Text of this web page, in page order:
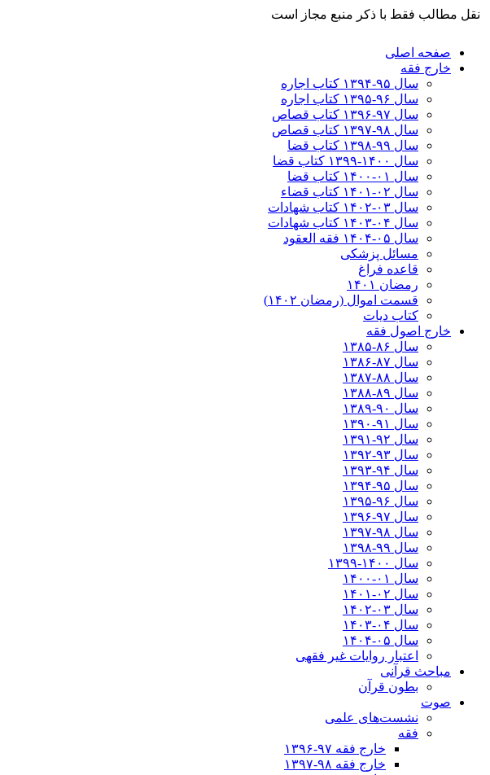
نقل مطالب فقط با ذکر منبع مجاز است
صفحه اصلی
خارج فقه
سال ۹۵-۱۳۹۴ کتاب اجاره
سال ۹۶-۱۳۹۵ کتاب اجاره
سال ۹۷-۱۳۹۶ کتاب قصاص
سال ۹۸-۱۳۹۷ کتاب قصاص
سال ۹۹-۱۳۹۸‍ کتاب قضا
سال ۱۴۰۰-۱۳۹۹ کتاب قضا
سال ۰۱-۱۴۰۰ کتاب قضا
سال ۰۲-۱۴۰۱ کتاب قضاء
سال ۰۳-۱۴۰۲ کتاب شهادات
سال ۰۴-۱۴۰۳ کتاب شهادات
سال ۰۵-۱۴۰۴ فقه العقود
مسائل پزشکی
قاعده فراغ
رمضان ۱۴۰۱
قسمت اموال (رمضان ۱۴۰۲)
کتاب دیات
خارج اصول فقه
سال ۸۶-۱۳۸۵
سال ۸۷-۱۳۸۶
سال ۸۸-۱۳۸۷
سال ۸۹-۱۳۸۸
سال ۹۰-۱۳۸۹
سال ۹۱-۱۳۹۰
سال ۹۲-۱۳۹۱
سال ۹۳-۱۳۹۲
سال ۹۴-۱۳۹۳
سال ۹۵-۱۳۹۴
سال ۹۶-۱۳۹۵
سال ۹۷-۱۳۹۶
سال ۹۸-۱۳۹۷
سال ۹۹-۱۳۹۸‍
سال ۱۴۰۰-۱۳۹۹
سال ۰۱-۱۴۰۰
سال ۰۲-۱۴۰۱
سال ۰۳-۱۴۰۲
سال ۰۴-۱۴۰۳
سال ۰۵-۱۴۰۴
اعتبار روایات غیر فقهی
مباحث قرآنی
بطون قرآن
صوت
نشست‌های علمی
فقه
خارج فقه ۹۷-۱۳۹۶
خارج فقه ۹۸-۱۳۹۷